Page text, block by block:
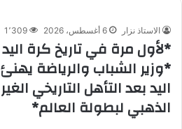
الاستاذ نزار 6 أغسطس، 2026 1٬309
*لأول مرة في تاريخ كرة
*وزير الشباب والرياضة
اليد بعد التأهل التاريخي
الذهبي لبطولة العالم*